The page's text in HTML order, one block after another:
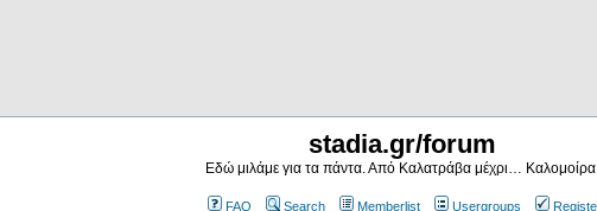
stadia.gr/forum
Εδώ μιλάμε για τα πάντα. Από Καλατράβα μέχρι…
FAQ Search Memberlist Usergroups